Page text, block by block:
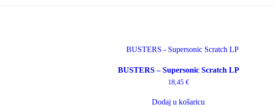
BUSTERS – Supersonic Scratch LP
18,45 €
Dodaj u košaricu